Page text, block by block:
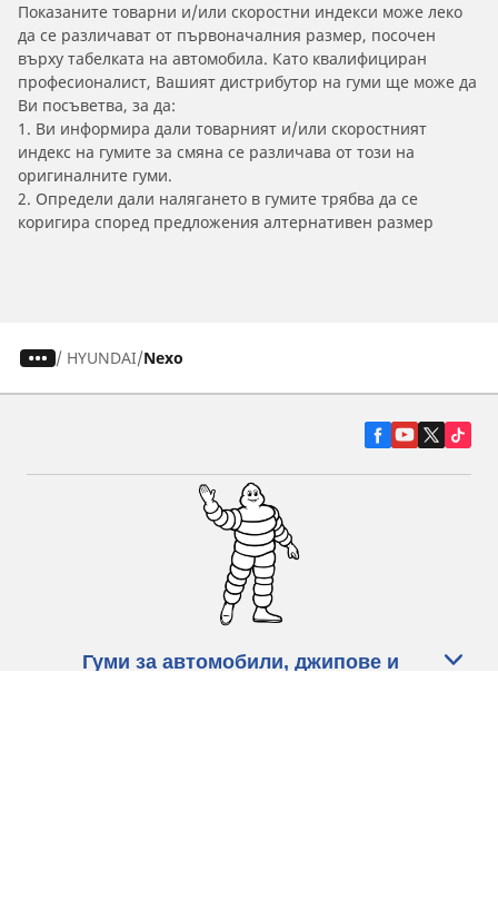
Показаните товарни и/или скоростни индекси може леко
да се различават от първоначалния размер, посочен
върху табелката на автомобила. Като квалифициран
професионалист, Вашият дистрибутор на гуми ще може да
Ви посъветва, за да:
1. Ви информира дали товарният и/или скоростният
индекс на гумите за смяна се различава от този на
оригиналните гуми.
2. Определи дали налягането в гумите трябва да се
коригира според предложения алтернативен размер
/ HYUNDAI Nexo
Гуми за автомобили, джипове и